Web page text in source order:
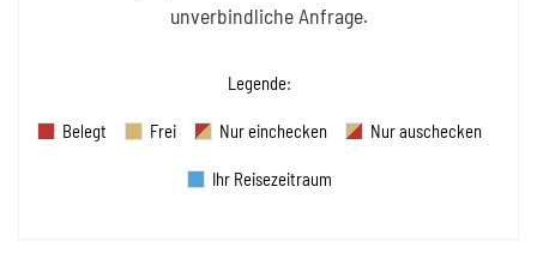
unverbindliche Anfrage.
Legende:
Belegt Frei Nur einchecken Nur auschecken
Ihr Reisezeitraum